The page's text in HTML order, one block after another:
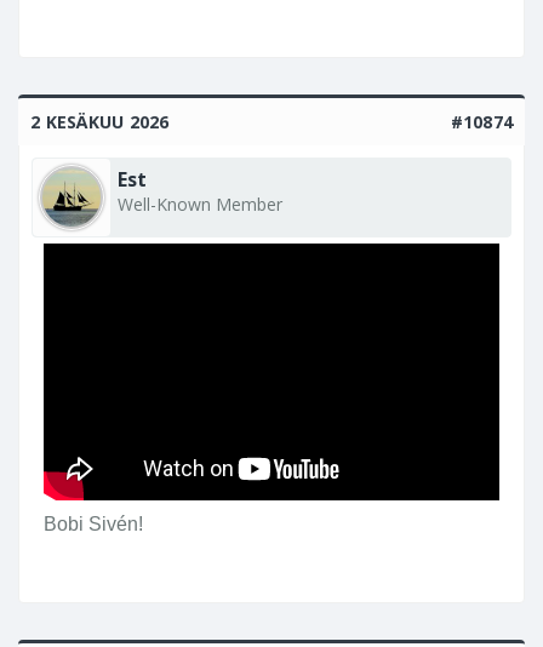
2 KESÄKUU 2026 #10874
Est
Well-Known Member
Bobi Sivén!